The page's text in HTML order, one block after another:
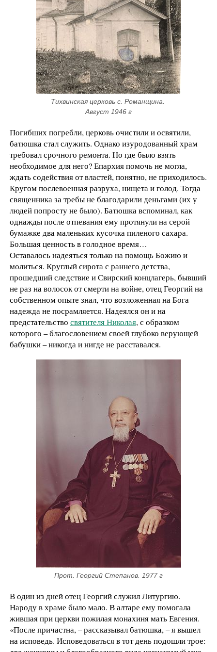
Тихвинская церковь с. Романщина.
Август 1946 г
Погибших погребли, церковь очистили и освятили,
батюшка стал служить. Однако изуродованный храм
требовал срочного ремонта. Но где было взять
необходимое для него? Епархия помочь не могла,
ждать содействия от властей, понятно, не приходилось.
Кругом послевоенная разруха, нищета и голод. Тогда
священника за требы не благодарили деньгами (их у
людей попросту не было). Батюшка вспоминал, как
однажды после отпевания ему протянули на серой
бумажке два маленьких кусочка пиленого сахара.
Большая ценность в голодное время…
Оставалось надеяться только на помощь Божию и
молиться. Круглый сирота с раннего детства,
прошедший следствие и Свирский концлагерь, бывший
не раз на волосок от смерти на войне, отец Георгий на
собственном опыте знал, что возложенная на Бога
надежда не посрамляется. Надеялся он и на
предстательство святителя Николая, с образком
которого – благословением своей глубоко верующей
бабушки – никогда и нигде не расставался.
Прот. Георгий Степанов. 1977 г
В один из дней отец Георгий служил Литургию.
Народу в храме было мало. В алтаре ему помогала
жившая при церкви пожилая монахиня мать Евгения.
«После причастна, – рассказывал батюшка, – я вышел
на исповедь. Исповедоваться в тот день подошли трое: